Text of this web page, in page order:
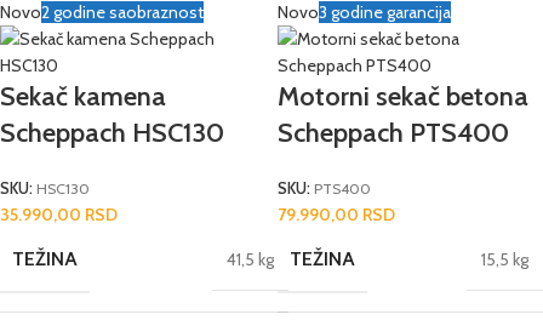
Novo2 godine saobraznost
Sekač kamena
Scheppach HSC130
SKU: HSC130
35.990,00 RSD
TEŽINA 41,5 kg
Novo3 godine garancija
Motorni sekač betona
Scheppach PTS400
SKU: PTS400
79.990,00 RSD
TEŽINA 15,5 kg